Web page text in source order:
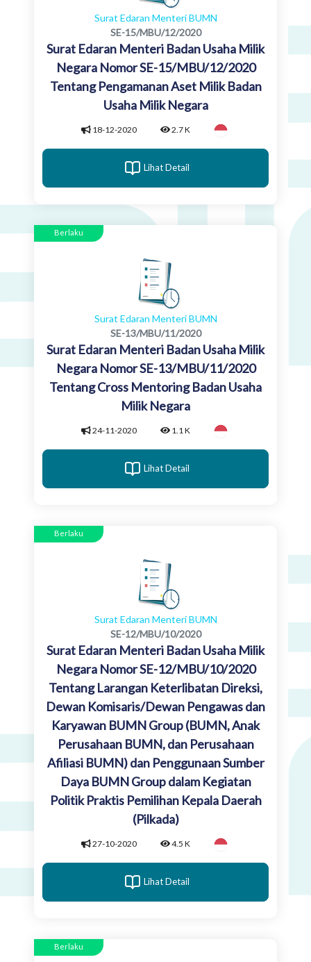
Surat Edaran Menteri BUMN
SE-15/MBU/12/2020
Surat Edaran Menteri Badan Usaha Milik
Negara Nomor SE-15/MBU/12/2020
Tentang Pengamanan Aset Milik Badan
Usaha Milik Negara
18-12-2020 2.7 K
Lihat Detail
Berlaku
Surat Edaran Menteri BUMN
SE-13/MBU/11/2020
Surat Edaran Menteri Badan Usaha Milik
Negara Nomor SE-13/MBU/11/2020
Tentang Cross Mentoring Badan Usaha
Milik Negara
24-11-2020 1.1 K
Lihat Detail
Berlaku
Surat Edaran Menteri BUMN
SE-12/MBU/10/2020
Surat Edaran Menteri Badan Usaha Milik
Negara Nomor SE-12/MBU/10/2020
Tentang Larangan Keterlibatan Direksi,
Dewan Komisaris/Dewan Pengawas dan
Karyawan BUMN Group (BUMN, Anak
Perusahaan BUMN, dan Perusahaan
Afiliasi BUMN) dan Penggunaan Sumber
Daya BUMN Group dalam Kegiatan
Politik Praktis Pemilihan Kepala Daerah
(Pilkada)
27-10-2020 4.5 K
Lihat Detail
Berlaku